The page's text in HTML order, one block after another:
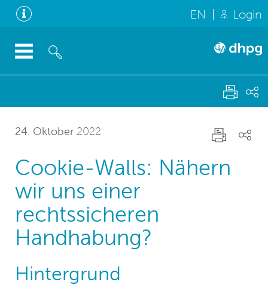
EN Login
24. Oktober 2022
Cookie-Walls: Nähern
wir uns einer
rechtssicheren
Handhabung?
Hintergrund